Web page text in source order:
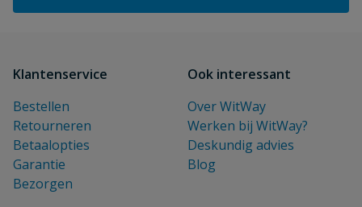
Klantenservice
Bestellen
Retourneren
Betaalopties
Garantie
Bezorgen
Ook interessant
Over WitWay
Werken bij WitWay?
Deskundig advies
Blog